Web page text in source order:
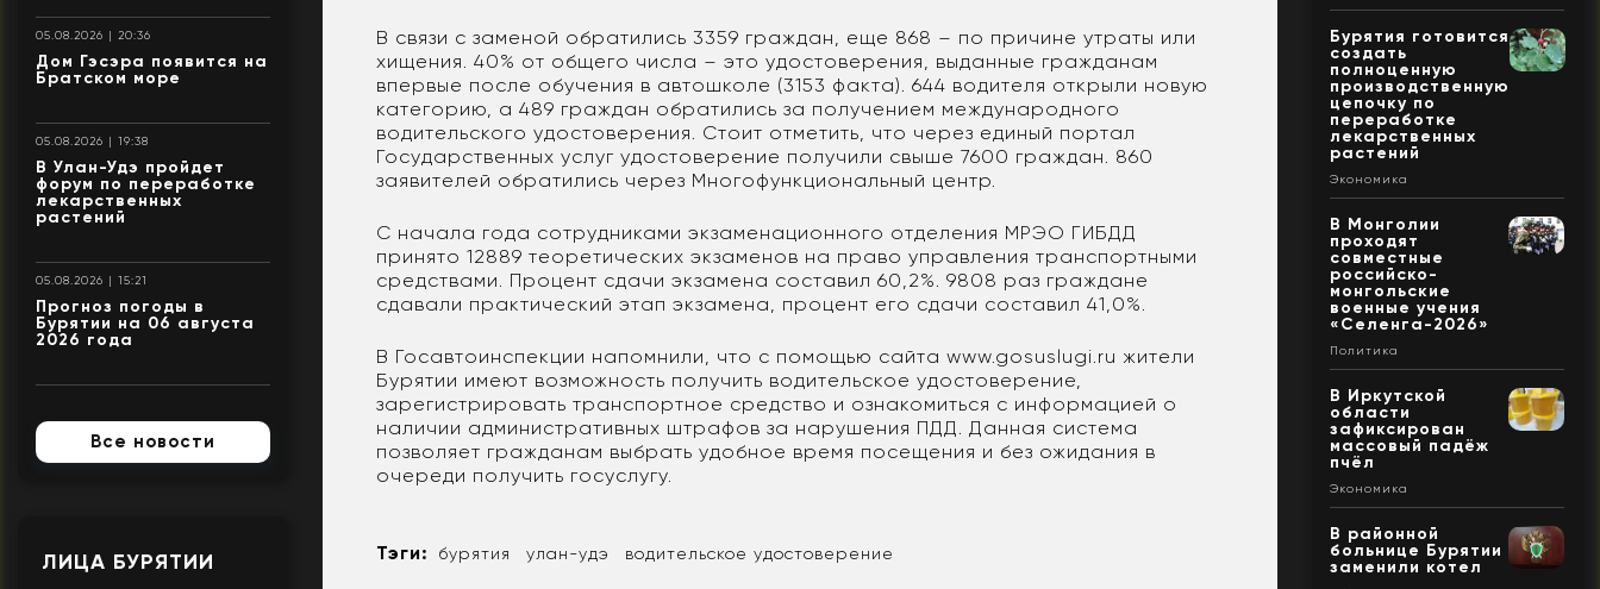
05.08.2026 | 20:36
Дом Гэсэра появится на
Братском море
05.08.2026 | 19:38
В Улан-Удэ пройдет
форум по переработке
лекарственных
растений
05.08.2026 | 15:21
Прогноз погоды в
Бурятии на 06 августа
2026 года
Все новости
ЛИЦА БУРЯТИИ
В связи с заменой обратились 3359 граждан, еще 868 – по причине утраты или
хищения. 40% от общего числа – это удостоверения, выданные гражданам
впервые после обучения в автошколе (3153 факта). 644 водителя открыли новую
категорию, а 489 граждан обратились за получением международного
водительского удостоверения. Стоит отметить, что через единый портал
Государственных услуг удостоверение получили свыше 7600 граждан. 860
заявителей обратились через Многофункциональный центр.
С начала года сотрудниками экзаменационного отделения МРЭО ГИБДД
принято 12889 теоретических экзаменов на право управления транспортными
средствами. Процент сдачи экзамена составил 60,2%. 9808 раз граждане
сдавали практический этап экзамена, процент его сдачи составил 41,0%.
В Госавтоинспекции напомнили, что с помощью сайта www.gosuslugi.ru жители
Бурятии имеют возможность получить водительское удостоверение,
зарегистрировать транспортное средство и ознакомиться с информацией о
наличии административных штрафов за нарушения ПДД. Данная система
позволяет гражданам выбрать удобное время посещения и без ожидания в
очереди получить госуслугу.
Тэги: бурятия улан-удэ водительское удостоверение
Бурятия готовится
создать
полноценную
производственную
цепочку по
переработке
лекарственных
растений
Экономика
В Монголии
проходят
совместные
российско-
монгольские
военные учения
«Селенга-2026»
Политика
В Иркутской
области
зафиксирован
массовый падёж
пчёл
Экономика
В районной
больнице Бурятии
заменили котел